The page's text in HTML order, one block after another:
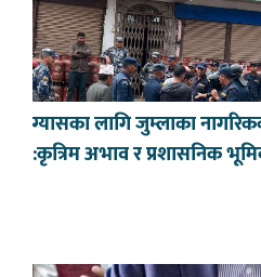
ग्यासका लागि जुम्लाका
:कृत्रिम अभाव र प्रशासनिक